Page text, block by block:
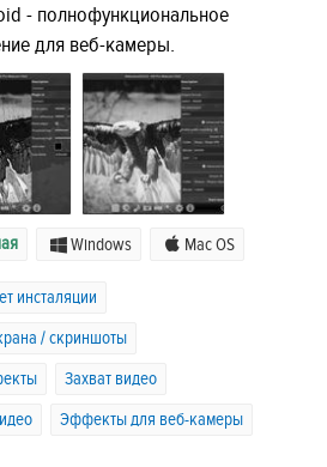
- полнофункциональное
для веб-камеры.
Windows Mac OS
инсталяции
/ скриншоты
Захват видео
Эффекты для веб-камеры